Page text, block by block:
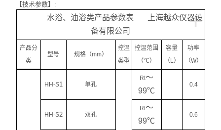
【技术参数】:
+
水浴、油浴类产品参数表 上海越众仪器设
备有限公司
产品分
类
型号 规格（mm）
控温
类型
控温范围
（℃）
容量
（L）
功率
（W）
HH-S1 单孔
Rt～
99℃
0.4
HH-S2 双孔
Rt～
99℃
0.6